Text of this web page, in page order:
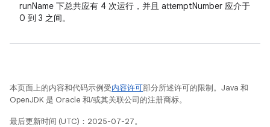
runName 下总共应有 4 次运行，并且 attemptNumber 应介于
0 到 3 之间。
本页面上的内容和代码示例受内容许可部分所述许可的限制。Java 和
OpenJDK 是 Oracle 和/或其关联公司的注册商标。
最后更新时间 (UTC)：2025-07-27。